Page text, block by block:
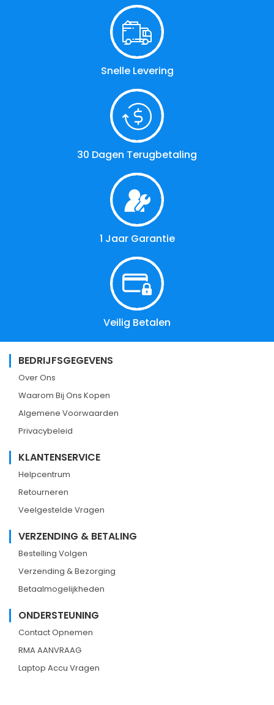
Snelle Levering
30 Dagen Terugbetaling
1 Jaar Garantie
Veilig Betalen
BEDRIJFSGEGEVENS
Over Ons
Waarom Bij Ons Kopen
Algemene Voorwaarden
Privacybeleid
KLANTENSERVICE
Helpcentrum
Retourneren
Veelgestelde Vragen
VERZENDING & BETALING
Bestelling Volgen
Verzending & Bezorging
Betaalmogelijkheden
ONDERSTEUNING
Contact Opnemen
RMA AANVRAAG
Laptop Accu Vragen